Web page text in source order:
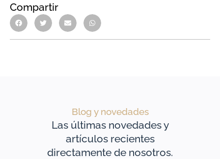
Compartir
Blog y novedades
Las últimas novedades y
artículos recientes
directamente de nosotros.